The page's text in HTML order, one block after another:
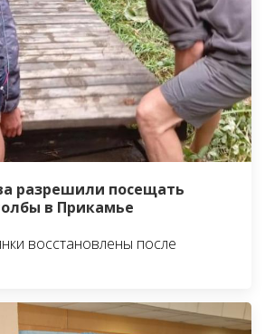
разрешили посещать
в Прикамье
восстановлены после